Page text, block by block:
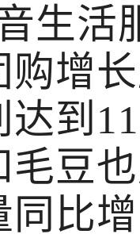
生活
购增
到
毛豆
比